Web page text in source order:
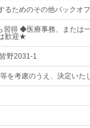
ためのその他バックオ
習得 ◆医療事務、また
歓迎★
野2031-1
考慮のうえ、決定いた